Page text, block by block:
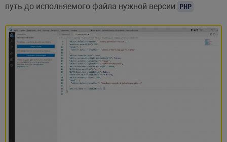
путь до исполняемого файла нужной версии
PHP